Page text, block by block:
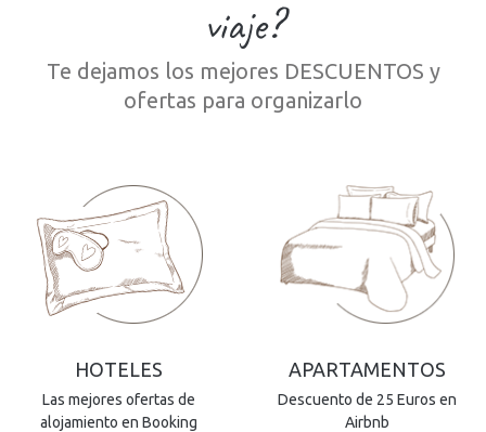
viaje?
Te dejamos los mejores DESCUENTOS y
ofertas para organizarlo
HOTELES
Las mejores ofertas de
alojamiento en Booking
APARTAMENTOS
Descuento de 25 Euros en
Airbnb